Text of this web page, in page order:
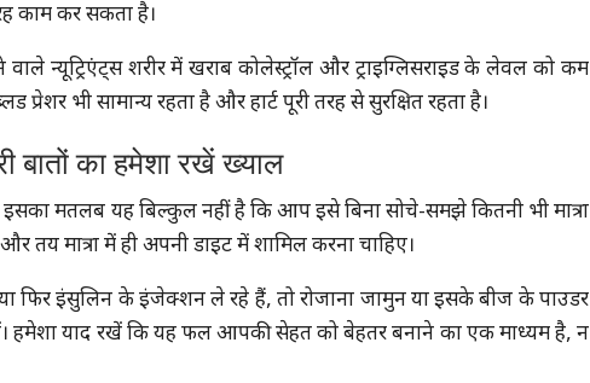
काम कर सकता है।
न्यूट्रिएंट्स शरीर में खराब कोलेस्ट्रॉल और ट्राइग्लिसराइड के लेवल को कम
भी सामान्य रहता है और हार्ट पूरी तरह से सुरक्षित रहता है।
का हमेशा रखें ख्याल
मतलब यह बिल्कुल नहीं है कि आप इसे बिना सोचे-समझे कितनी भी मात्रा
मात्रा में ही अपनी डाइट में शामिल करना चाहिए।
फिर इंसुलिन के इंजेक्शन ले रहे हैं, तो रोजाना जामुन या इसके बीज के पाउडर
हमेशा याद रखें कि यह फल आपकी सेहत को बेहतर बनाने का एक माध्यम है, न